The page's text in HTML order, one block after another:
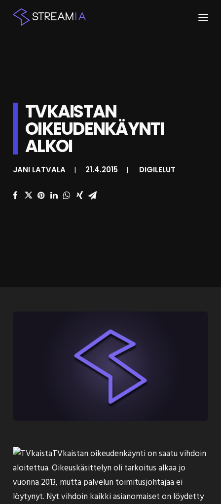
KESKUSTELU
SHOP
TVKAISTAN
OIKEUDENKÄYNTI
ALKOI
JANI LATVALA | 21.4.2015 | DIGILELUT
TVkaistan oikeudenkäynti on saatu vihdoin
aloitettua. Oikeuskäsittelyn oli tarkoitus alkaa jo
vuonna 2013, mutta palvelun toimitusjohtajaa ei
löytynyt. Nyt vihdoin kaikki asianomaiset on löydetty